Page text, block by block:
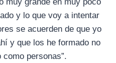
muy grande en muy poco
y lo que voy a intentar
se acuerden de que yo
y que los he formado no
personas”.